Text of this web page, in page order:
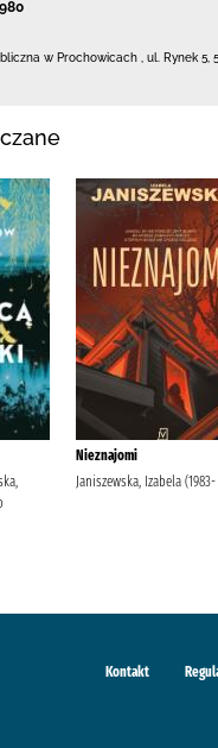
w Prochowicach ul. Rynek 5
Nieznajomi
Janiszewska, Izabela (1983-
Kontakt